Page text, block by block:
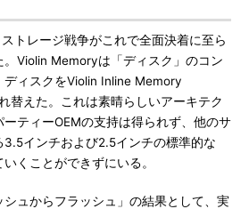
トレージ戦争がこれで全面決着に至ら
。Violin Memoryは「ディスク」のコン
ディスクをViolin Inline Memory
替えた。これは素晴らしいアーキテク
ティーOEMの支持は得られず、他のサ
インチおよび2.5インチの標準的な
くことができずにいる。
ュからフラッシュ」の結果として、実